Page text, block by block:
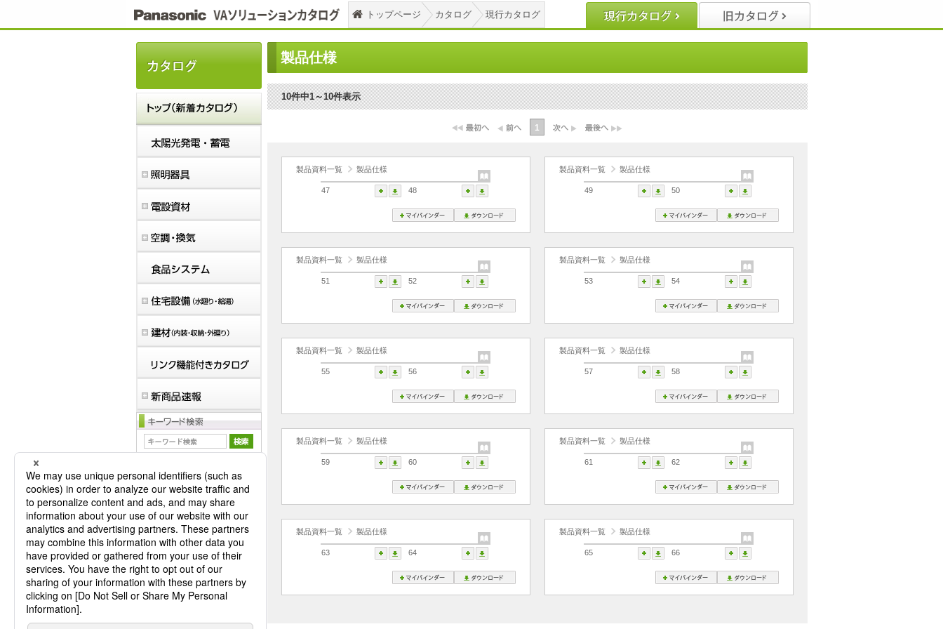
トップページ カタログ 現行カタログ
か
製品仕様
10件中1～10件表示
1
製品資料一覧 製品仕様
47 48
製品資料一覧 製品仕様
49 50
製品資料一覧 製品仕様
51 52
製品資料一覧 製品仕様
53 54
製品資料一覧 製品仕様
55 56
製品資料一覧 製品仕様
57 58
製品資料一覧 製品仕様
59 60
製品資料一覧 製品仕様
61 62
製品資料一覧 製品仕様
63 64
製品資料一覧 製品仕様
65 66
マイバインダーは空です。